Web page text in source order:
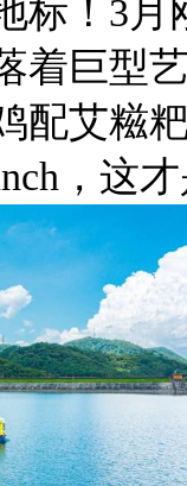
标！3
着巨型
配艾糍
，这